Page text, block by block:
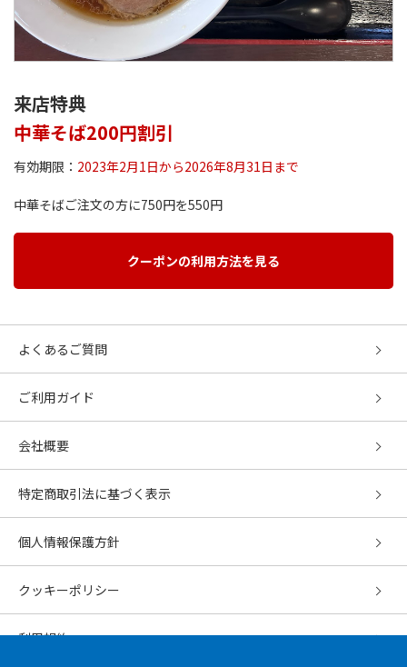
来店特典
中華そば200円割引
有効期限： 2023年2月1日から2026年8月31日まで
中華そばご注文の方に750円を550円
クーポンの利用方法を見る
よくあるご質問
ご利用ガイド
会社概要
特定商取引法に基づく表示
個人情報保護方針
クッキーポリシー
利用規約